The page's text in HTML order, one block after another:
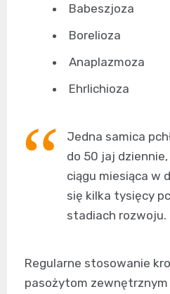
Babeszjoza
Borelioza
Anaplazmoza
Ehrlichioza
Jedna samica
do 50 jaj
ciągu miesiąca w
się kilka tysięcy
stadiach rozwoju.
Regularne stosowanie
pasożytom